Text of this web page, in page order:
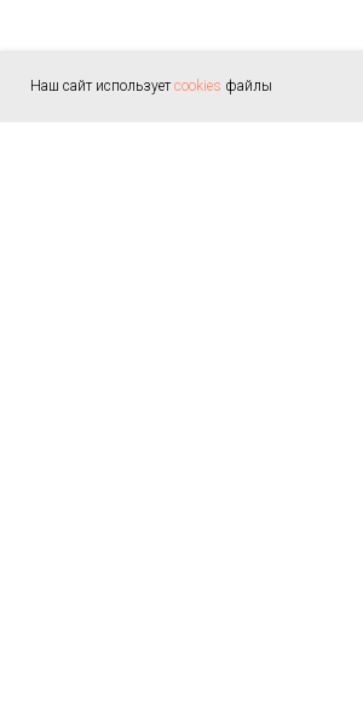
Наш сайт используетcookies файлы